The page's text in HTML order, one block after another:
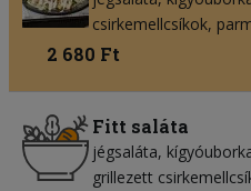
csirkemellcsíkok
2 680 Ft
Fitt saláta
jégsaláta
grillezett